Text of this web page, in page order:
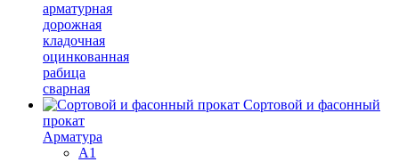
арматурная
дорожная
кладочная
оцинкованная
рабица
сварная
Сортовой и фасонный
прокат
Арматура
А1